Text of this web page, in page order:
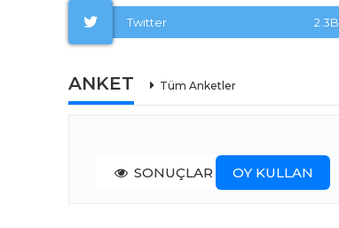
Twitter 2.3B
ANKET Tüm Anketler
SONUÇLAR OY KULLAN